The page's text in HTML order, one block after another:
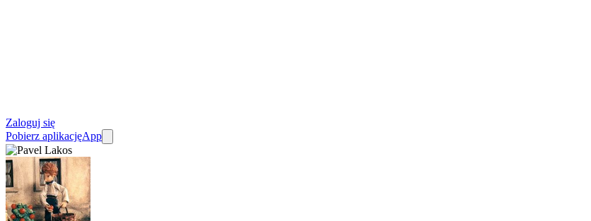
Zaloguj się
Pobierz aplikacjęApp